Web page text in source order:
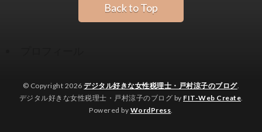
Back to Top
© Copyright 2026デジタル好きな女性税理士・戸村涼子のブログ.
デジタル好きな女性税理士・戸村涼子のブログ by FIT-Web Create
Powered by WordPress